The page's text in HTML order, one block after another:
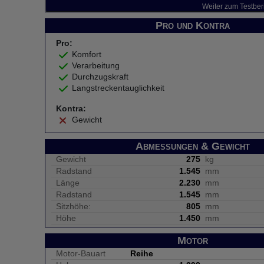
Weiter zum
Pro und Kontra
Pro:
Komfort
Verarbeitung
Durchzugskraft
Langstreckentauglichkeit
Kontra:
Gewicht
Abmessungen & Gewicht
Gewicht 275 kg
Radstand
1.545 mm
Länge
2.230
mm
Radstand
1.545 mm
Sitzhöhe:
805 mm
Höhe
1.450 mm
Motor
Motor-Bauart
Reihe